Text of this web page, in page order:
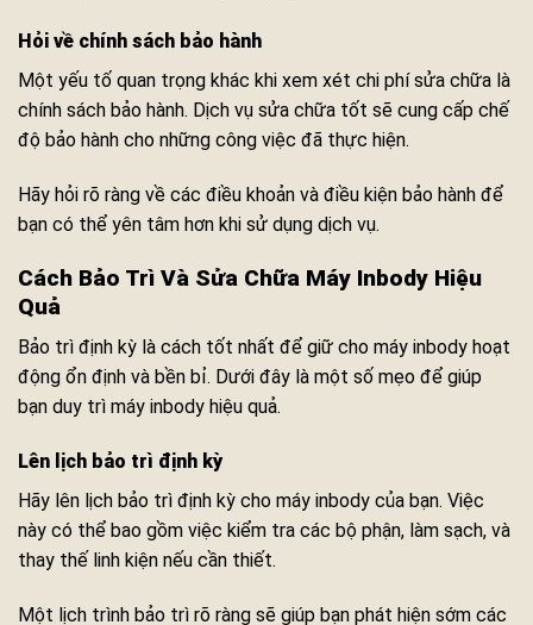
Hỏi về chính sách bảo hành
Một yếu tố quan trọng khác khi xem xét chi phí sửa chữa là
chính sách bảo hành. Dịch vụ sửa chữa tốt sẽ cung cấp chế
độ bảo hành cho những công việc đã thực hiện.
Hãy hỏi rõ ràng về các điều khoản và điều kiện bảo hành để
bạn có thể yên tâm hơn khi sử dụng dịch vụ.
Cách Bảo Trì Và Sửa Chữa Máy Inbody Hiệu
Quả
Bảo trì định kỳ là cách tốt nhất để giữ cho máy inbody hoạt
động ổn định và bền bỉ. Dưới đây là một số mẹo để giúp
bạn duy trì máy inbody hiệu quả.
Lên lịch bảo trì định kỳ
Hãy lên lịch bảo trì định kỳ cho máy inbody của bạn. Việc
này có thể bao gồm việc kiểm tra các bộ phận, làm sạch, và
thay thế linh kiện nếu cần thiết.
Một lịch trình bảo trì rõ ràng sẽ giúp bạn phát hiện sớm các